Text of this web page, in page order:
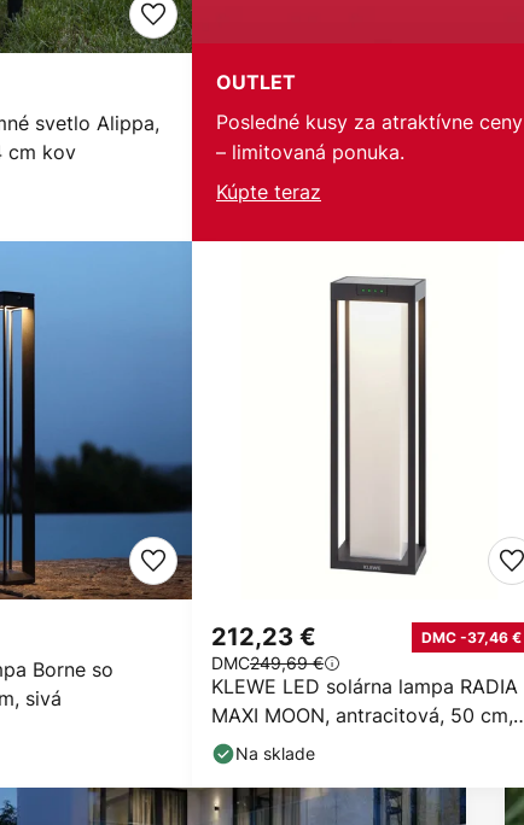
svetlo Alippa,
cm kov
OUTLET
Posledné kusy za atraktívne ceny
– limitovaná ponuka.
Kúpte teraz
Borne so
sivá
KLEWE LED solárna lampa RADIA
MAXI MOON, antracitová, 50 cm,
IP65
212,23 € DMC -37,46 €
DMC249,69 €
Na sklade